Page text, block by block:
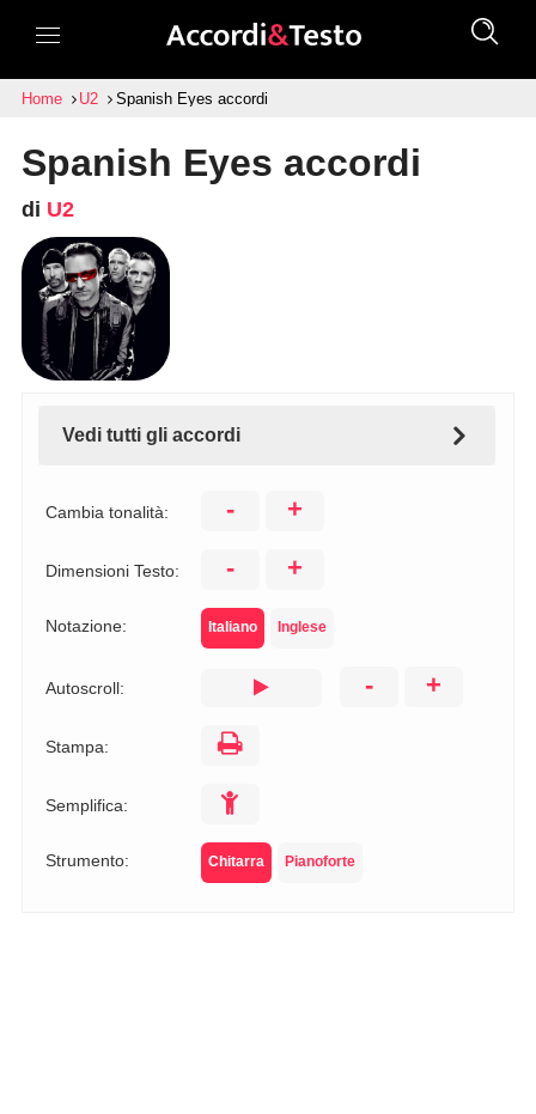
Home U2 Spanish Eyes accordi
Spanish Eyes accordi
di U2
Vedi tutti gli accordi
Cambia tonalità: - +
Dimensioni Testo: - +
Notazione: Italiano Inglese
Autoscroll: - +
Stampa:
Semplifica:
Strumento: Chitarra Pianoforte